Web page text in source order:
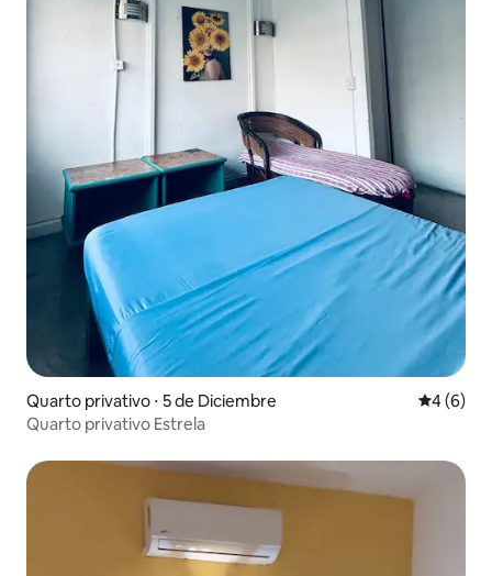
Quarto privativo ⋅ 5 de Diciembre 4 de uma
4 (6)
Quarto privativo Estrela